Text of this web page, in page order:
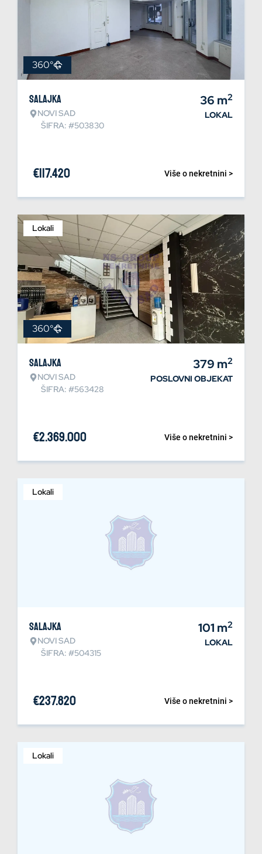
360°
Salajka
NOVI SAD
ŠIFRA: #503830
36 m2
LOKAL
Više o nekretnini >
€117.420
Lokali
360°
Salajka
NOVI SAD
ŠIFRA: #563428
379 m2
POSLOVNI OBJEKAT
Više o nekretnini >
€2.369.000
Lokali
Salajka
NOVI SAD
ŠIFRA: #504315
101 m2
LOKAL
Više o nekretnini >
€237.820
Lokali